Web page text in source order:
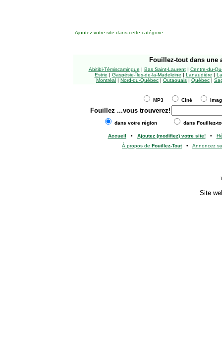
Ajoutez votre site dans cette catégorie
Fouillez-tout dans une
Abitibi-Témiscamingue | Bas Saint-Laurent| Centre-du-
Estrie | Gaspésie-Îles-de-la-Madeleine | Lanaudière |
Montréal | Nord-du-Québec | Outaouais | Québec |
MP3 Ciné
Fouillez ...vous trouverez!
dans votre région dans Fouillez-
Accueil • Ajoutez (modifiez) votre site!•
À propos de Fouillez-Tout• Annoncez
Site